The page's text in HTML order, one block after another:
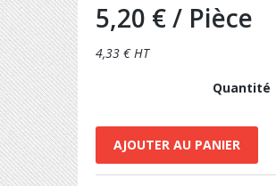
5,20 €/ Pièce
4,33 € HT
Quantité
AJOUTER AU PANIER